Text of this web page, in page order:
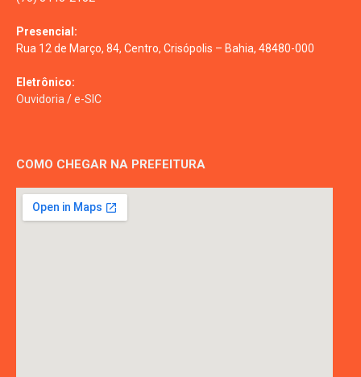
Presencial:
Rua 12 de Março, 84, Centro, Crisópolis – Bahia, 48480-000
Eletrônico:
Ouvidoria /e-SIC
COMO CHEGAR NA PREFEITURA